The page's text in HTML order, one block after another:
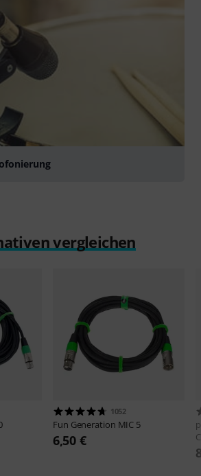
vergleichen
1052
Fun Generation MIC 5
6,50 €